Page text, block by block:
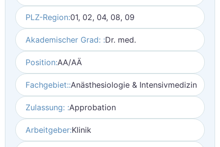
PLZ-Region:01, 02, 04, 08, 09
Akademischer Grad: :Dr. med.
Position:AA/AÄ
Fachgebiet::Anästhesiologie & Intensivmedizin
Zulassung: :Approbation
Arbeitgeber:Klinik